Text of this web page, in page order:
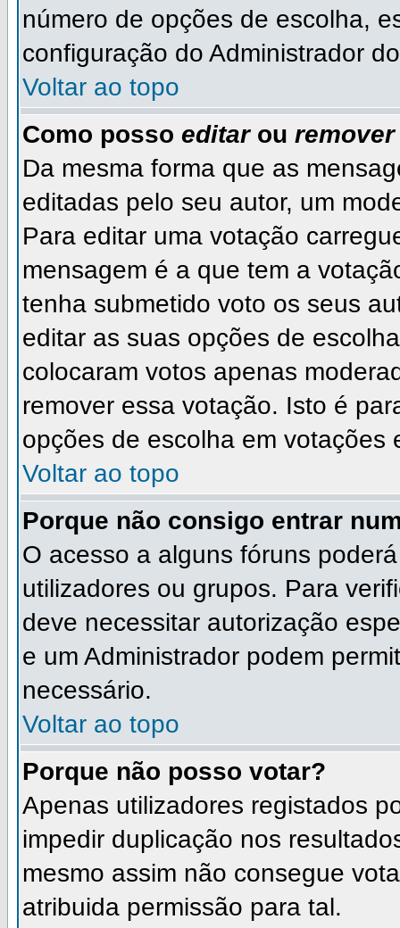
número de opções de escolha,
configuração do Administrador
Voltar ao topo
Como posso editarou remover
Da mesma forma que as
editadas pelo seu autor, um
Para editar uma votação
mensagem é a que tem a
tenha submetido voto os seus
editar as suas opções de
colocaram votos apenas
remover essa votação. Isto é
opções de escolha em votações
Voltar ao topo
Porque não consigo entrar
O acesso a alguns fóruns
utilizadores ou grupos. Para
deve necessitar autorização
e um Administrador podem
necessário.
Voltar ao topo
Porque não posso votar?
Apenas utilizadores registados
impedir duplicação nos
mesmo assim não consegue
atribuida permissão para tal.